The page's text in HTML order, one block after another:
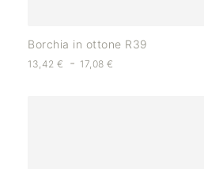
Borchia in ottone R39
13,42 € - 17,08€